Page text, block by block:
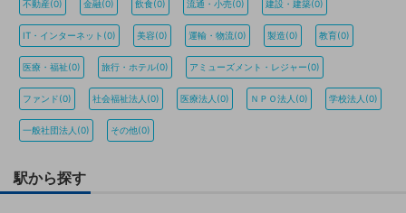
不動産(0) 金融(0) 飲食(0) 流通・小売(0) 建設・建築(0)
IT・インターネット(0) 美容(0) 運輸・物流(0) 製造(0) 教育(0)
医療・福祉(0) 旅行・ホテル(0) アミューズメント・レジャー(0)
ファンド(0) 社会福祉法人(0) 医療法人(0) ＮＰＯ法人(0) 学校法人(0)
一般社団法人(0) その他(0)
駅から探す